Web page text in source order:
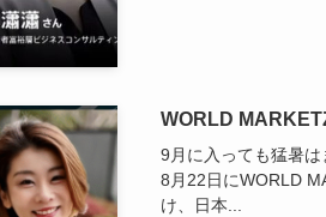
WORLD
9月に入っても猛暑は
8月22日にWORLD
け、日本...